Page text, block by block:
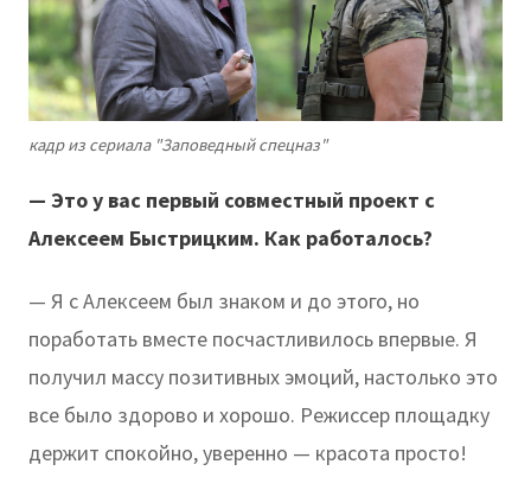
кадр из сериала "Заповедный спецназ"
— Это у вас первый совместный проект с
Алексеем Быстрицким. Как работалось?
— Я с Алексеем был знаком и до этого, но
поработать вместе посчастливилось впервые. Я
получил массу позитивных эмоций, настолько это
все было здорово и хорошо. Режиссер площадку
держит спокойно, уверенно — красота просто!